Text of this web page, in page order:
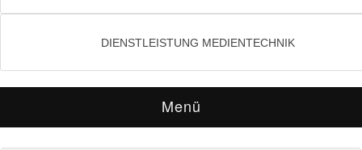
DIENSTLEISTUNG MEDIENTECHNIK
Menü